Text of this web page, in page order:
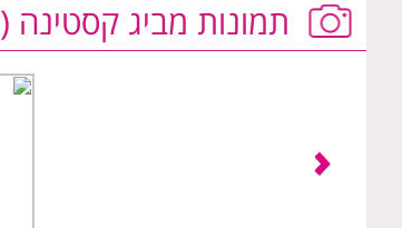
תמונות מביג קסטינה (BIG)